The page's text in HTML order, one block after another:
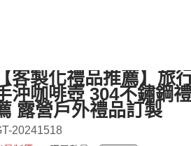
客製化禮品推薦】旅
沖咖啡壺 304不鏽鋼
露營戶外禮品訂製
20241518